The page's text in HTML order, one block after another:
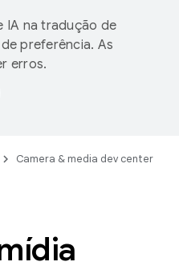
IA na tradução de
preferência. As
erros.
Camera & media dev center